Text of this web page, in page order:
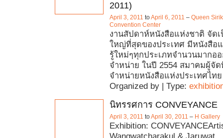
2011)
April 3, 2011 toApril 6, 2011 – Queen
Convention Center
งานสัปดาห์หนังสือแห่งชาติ จัด
ใหญ่ที่สุดของประเทศ มีหนังสือแ
รู้ใหม่ๆทุกประเภทจำนวนมากอ
จำหน่าย ในปี 2554 สมาคมผู้จั
จำหน่ายหนังสือแห่งประเทศไท
Organized by | Type:
นิทรรศการ CONVEYANCE
April 3, 2011 toApril 30, 2011 – H Gallery
Exhibition:
Wangwatcharakul & Jaruwat